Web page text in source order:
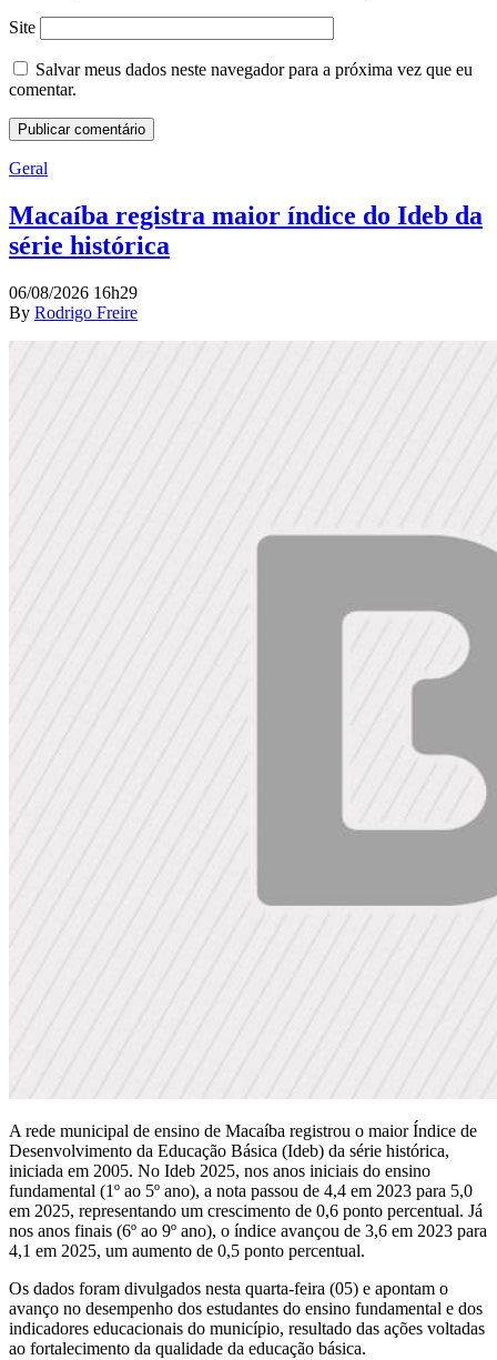
Site
Salvar meus dados neste navegador para a próxima vez que eu
comentar.
Geral
Macaíba registra maior índice do Ideb da
série histórica
06/08/2026 16h29
By Rodrigo Freire
A rede municipal de ensino de Macaíba registrou o maior Índice de
Desenvolvimento da Educação Básica (Ideb) da série histórica,
iniciada em 2005. No Ideb 2025, nos anos iniciais do ensino
fundamental (1º ao 5º ano), a nota passou de 4,4 em 2023 para 5,0
em 2025, representando um crescimento de 0,6 ponto percentual. Já
nos anos finais (6º ao 9º ano), o índice avançou de 3,6 em 2023 para
4,1 em 2025, um aumento de 0,5 ponto percentual.
Os dados foram divulgados nesta quarta-feira (05) e apontam o
avanço no desempenho dos estudantes do ensino fundamental e dos
indicadores educacionais do município, resultado das ações voltadas
ao fortalecimento da qualidade da educação básica.